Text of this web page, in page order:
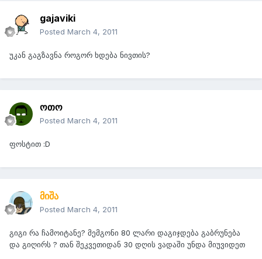
gajaviki
Posted March 4, 2011
უკან გაგზავნა როგორ ხდება ნივთის?
ოთო
Posted March 4, 2011
ფოსტით :D
მიშა
Posted March 4, 2011
გიგი რა ჩამოიტანე? მემგონი 80 ლარი დაგიჯდება გაბრუნება
და გიღირს ? თან შეკვეთიდან 30 დღის ვადაში უნდა მიუვიდეთ